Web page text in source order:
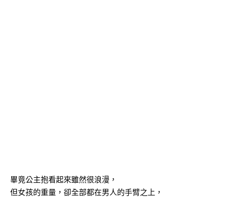
畢竟公主抱看起來雖然很浪漫，
但女孩的重量，卻全部都在男人的手臂之上，